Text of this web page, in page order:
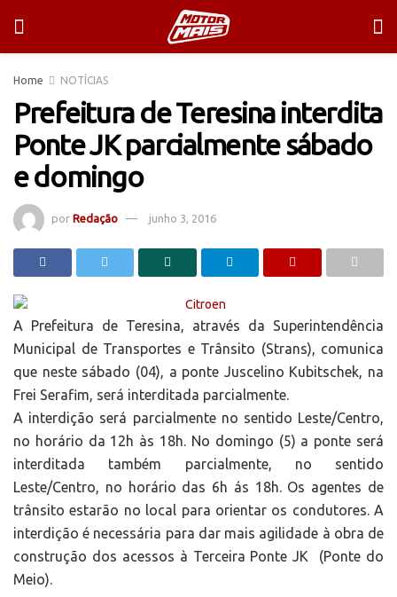
Home NOTÍCIAS
Prefeitura de Teresina interdita
Ponte JK parcialmente sábado
e domingo
por Redação junho 3, 2016
A Prefeitura de Teresina, através da Superintendência
Municipal de Transportes e Trânsito (Strans), comunica
que neste sábado (04), a ponte Juscelino Kubitschek, na
Frei Serafim, será interditada parcialmente.
A interdição será parcialmente no sentido Leste/Centro,
no horário da 12h às 18h. No domingo (5) a ponte será
interditada também parcialmente, no sentido
Leste/Centro, no horário das 6h ás 18h. Os agentes de
trânsito estarão no local para orientar os condutores. A
interdição é necessária para dar mais agilidade à obra de
construção dos acessos à Terceira Ponte JK (Ponte do
Meio).